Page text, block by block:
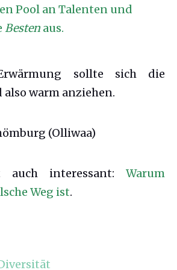
Pool an Talenten und
Besten aus.
sollte sich die
also warm anziehen.
(Olliwaa)
auch interessant: Warum
Weg ist.